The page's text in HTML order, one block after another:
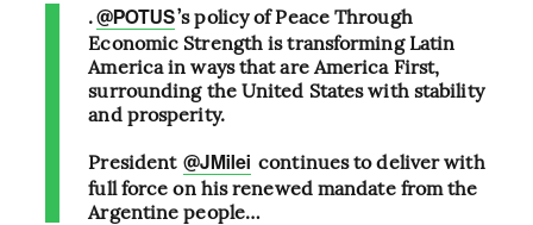
.@POTUS’s policy of Peace Through
Economic Strength is transforming Latin
America in ways that are America First,
surrounding the United States with stability
and prosperity.
President @JMilei continues to deliver with
full force on his renewed mandate from the
Argentine people…